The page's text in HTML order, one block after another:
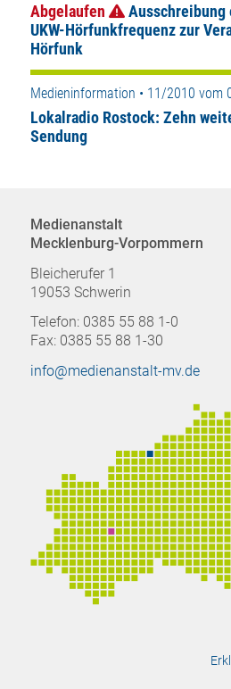
Abgelaufen
UKW-Hörfunkfrequenz zur
Hörfunk
Medieninformation • 11/2010 vom
Lokalradio Rostock: Zehn
Sendung
Medienanstalt
Mecklenburg-Vorpommern
Bleicherufer 1
19053 Schwerin
Telefon: 0385 55 88 1-0
Fax: 0385 55 88 1-30
info@medienanstalt-mv.de